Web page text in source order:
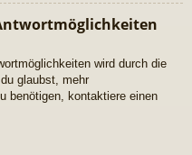
wird durch die
glaubst, mehr
benötigen, kontaktiere einen